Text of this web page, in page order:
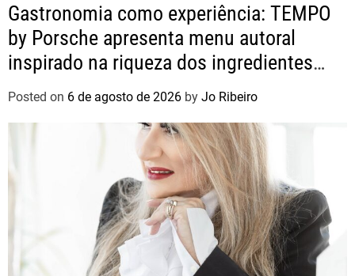
Gastronomia como experiência: TEMPO
by Porsche apresenta menu autoral
inspirado na riqueza dos ingredientes
brasileiros
Posted on 6 de agosto de 2026 by Jo Ribeiro